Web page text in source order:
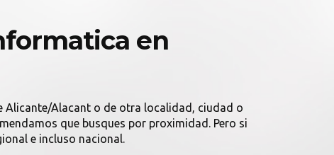
en
Alicante/Alacant o de otra localidad, ciudad o
que busques por proximidad. Pero si
e incluso nacional.